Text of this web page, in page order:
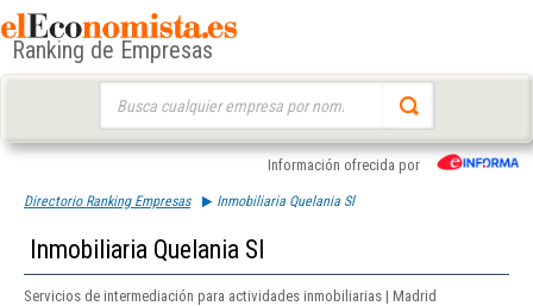
Ranking de Empresas
Información ofrecida por
Directorio Ranking Empresas Inmobiliaria Quelania Sl
Inmobiliaria Quelania Sl
Servicios de intermediación para actividades inmobiliarias | Madrid